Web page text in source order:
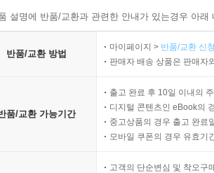
설명에 반품/교환과 관련한 안내가 있는경우 아
반품/교환 방법
마이페이지 > 반품/교환 신
판매자 배송 상품은 판매자
품/교환 가능기간
출고 완료 후 10일 이내의
디지털 콘텐츠인 eBook의
중고상품의 경우 출고 완료
모바일 쿠폰의 경우 유효기
고객의 단순변심 및 착오구